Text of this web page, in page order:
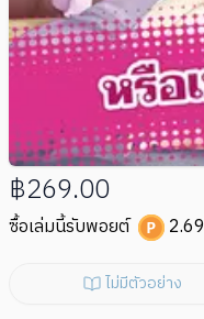
฿269.00
ซื้อเล่มนี้รับพอยต์ 2.69
ไม่มีตัวอย่าง